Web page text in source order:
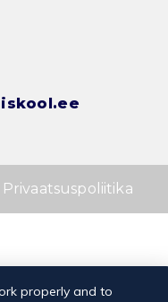
Privaatsuspoliitika
properly and to